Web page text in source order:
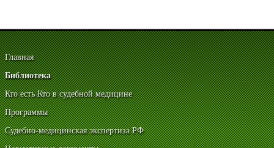
Главная
Библиотека
Кто есть Кто в судебной медицине
Программы
Судебно-медицинская экспертиза РФ